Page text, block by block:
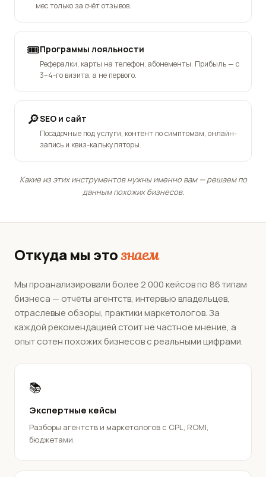
мес только за счёт отзывов.
🎟️Программы лояльности
Рефералки, карты на телефон, абонементы. Прибыль — с
3–4-го визита, а не первого.
🔎SEO и сайт
Посадочные под услуги, контент по симптомам, онлайн-
запись и квиз-калькуляторы.
Какие из этих инструментов нужны именно вам — решаем по
данным похожих бизнесов.
Откуда мы этознаем
Мы проанализировали более 2 000 кейсов по 86 типам
бизнеса — отчёты агентств, интервью владельцев,
отраслевые обзоры, практики маркетологов. За
каждой рекомендацией стоит не частное мнение, а
опыт сотен похожих бизнесов с реальными цифрами.
📚
Экспертные кейсы
Разборы агентств и маркетологов с CPL, ROMI,
бюджетами.